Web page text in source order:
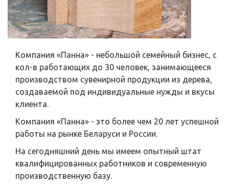
Компания «Панна» - небольшой семейный бизнес, с
кол-в работающих до 30 человек, занимающееся
производством сувенирной продукции из дерева,
создаваемой под индивидуальные нужды и вкусы
клиента.
Компания «Панна» - это более чем 20 лет успешной
работы на рынке Беларуси и России.
На сегодняшний день мы имеем опытный штат
квалифицированных работников и современную
производственную базу.